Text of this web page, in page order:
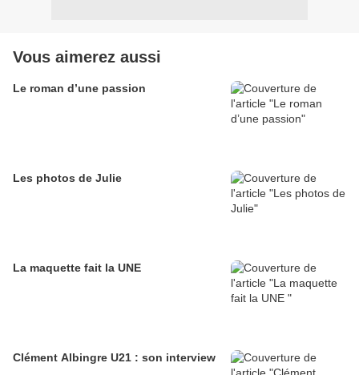
Vous aimerez aussi
Le roman d’une passion
Les photos de Julie
La maquette fait la UNE
Clément Albingre U21 : son interview